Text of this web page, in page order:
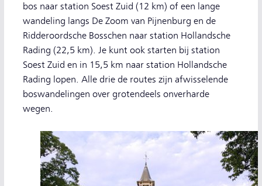
bos naar station Soest Zuid (12 km) of een lange
wandeling langs De Zoom van Pijnenburg en de
Ridderoordsche Bosschen naar station Hollandsche
Rading (22,5 km). Je kunt ook starten bij station
Soest Zuid en in 15,5 km naar station Hollandsche
Rading lopen. Alle drie de routes zijn afwisselende
boswandelingen over grotendeels onverharde
wegen.